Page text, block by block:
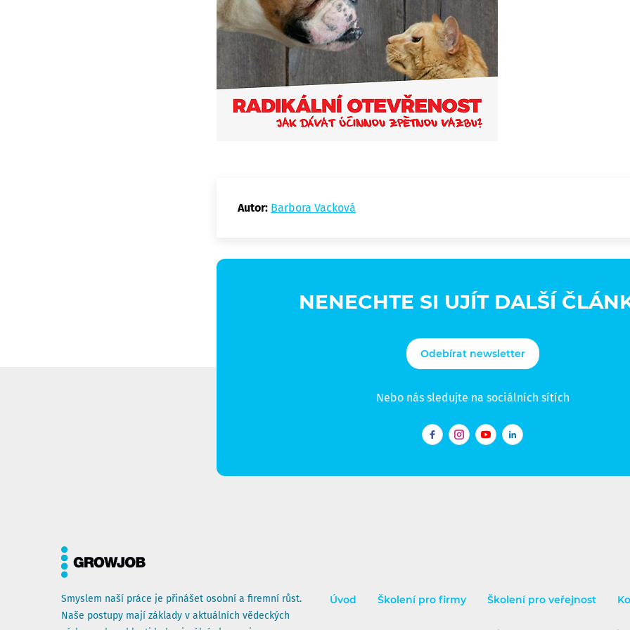
Autor: Barbora Vacková
NENECHTE SI UJÍT DALŠÍ
Odebírat newsletter
Nebo nás sledujte na sociálních sítích
FacebookInstagramYouTubeLinkedIn
Smyslem naší práce je přinášet osobní a firemní růst.
Naše postupy mají základy v aktuálních vědeckých
Úvod Školení pro firmy Školení pro veřejnost